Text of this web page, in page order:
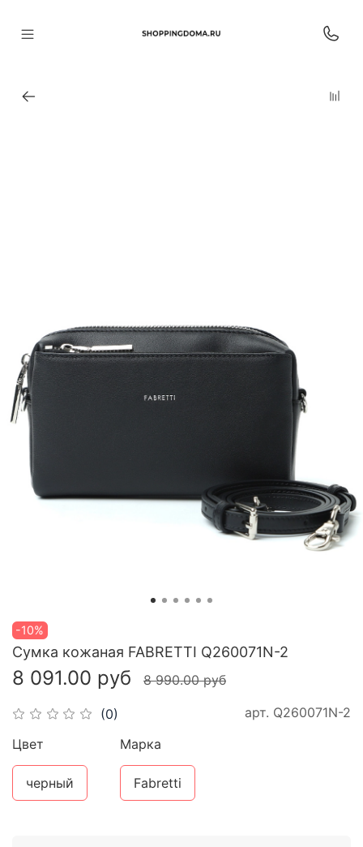
-10%
(0) арт. Q260071N-2
Сумка кожаная FABRETTI Q260071N-2
8 091.00 руб 8 990.00 руб
Цвет
черный
Марка
Fabretti